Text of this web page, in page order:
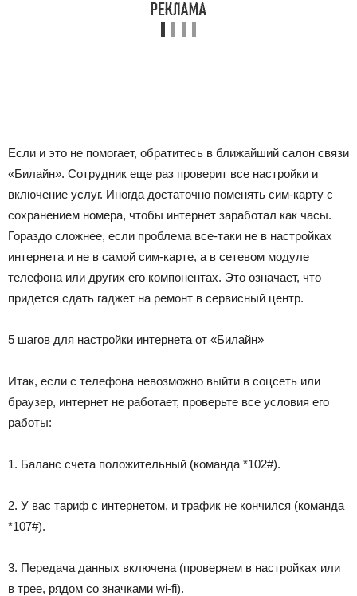
Если и это не помогает, обратитесь в ближайший салон связи
«Билайн». Сотрудник еще раз проверит все настройки и
включение услуг. Иногда достаточно поменять сим-карту с
сохранением номера, чтобы интернет заработал как часы.
Гораздо сложнее, если проблема все-таки не в настройках
интернета и не в самой сим-карте, а в сетевом модуле
телефона или других его компонентах. Это означает, что
придется сдать гаджет на ремонт в сервисный центр.
5 шагов для настройки интернета от «Билайн»
Итак, если с телефона невозможно выйти в соцсеть или
браузер, интернет не работает, проверьте все условия его
работы:
1. Баланс счета положительный (команда *102#).
2. У вас тариф с интернетом, и трафик не кончился (команда
*107#).
3. Передача данных включена (проверяем в настройках или
в трее, рядом со значками wi-fi).